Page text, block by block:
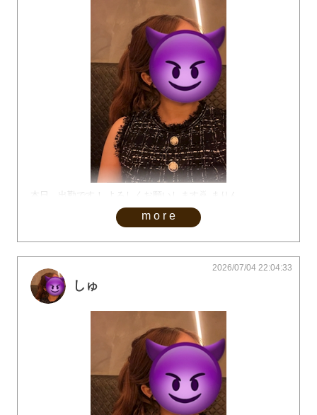
本日、出勤です！ よろしくお願いします🙇 まりん
more
しゅ
2026/07/04 22:04:33